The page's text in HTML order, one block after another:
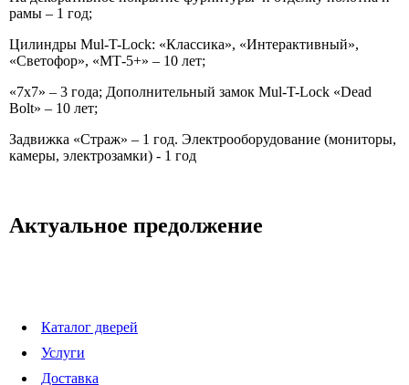
рамы – 1 год;
Цилиндры Mul-T-Lock: «Классика», «Интерактивный»,
«Светофор», «МТ-5+» – 10 лет;
«7х7» – 3 года; Дополнительный замок Mul-T-Lock «Dead
Bolt» – 10 лет;
Задвижка «Страж» – 1 год. Электрооборудование (мониторы,
камеры, электрозамки) - 1 год
Актуальное предолжение
Каталог дверей
Услуги
Доставка